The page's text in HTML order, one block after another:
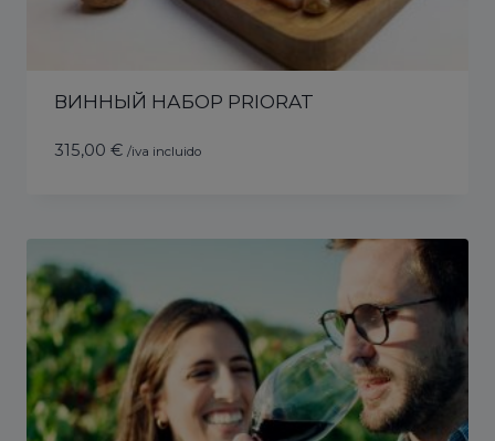
ВИННЫЙ НАБОР PRIORAT
315,00 € /iva incluido